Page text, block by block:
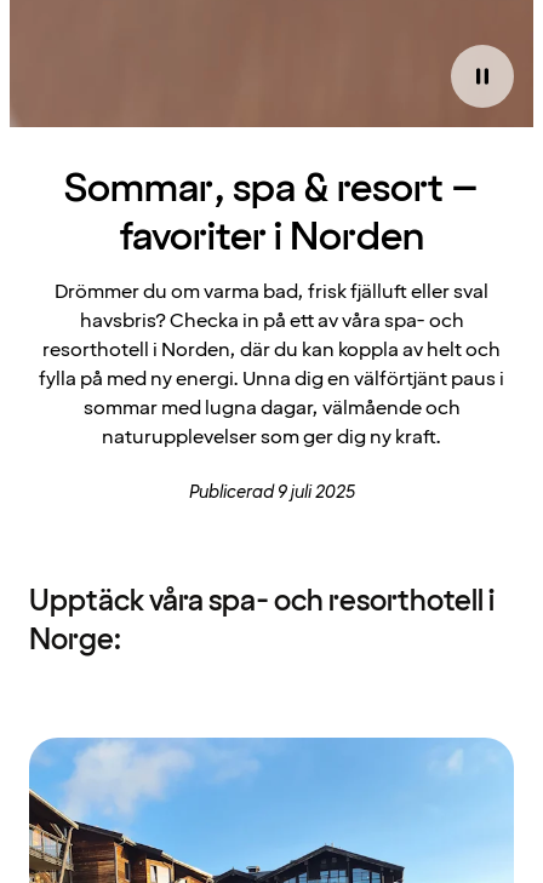
Sommar, spa & resort –
favoriter i Norden
Drömmer du om varma bad, frisk fjälluft eller sval
havsbris? Checka in på ett av våra spa- och
resorthotell i Norden, där du kan koppla av helt och
fylla på med ny energi. Unna dig en välförtjänt paus i
sommar med lugna dagar, välmående och
naturupplevelser som ger dig ny kraft.
Publicerad 9 juli 2025
Upptäck våra spa- och resorthotell i
Norge: